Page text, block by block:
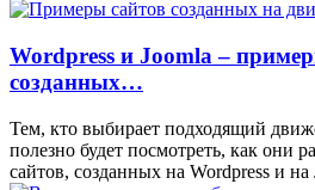
Wordpress и Joomla –
созданных…
Тем, кто выбирает подходящий
полезно будет посмотреть, как они
сайтов, созданных на Wordpress и